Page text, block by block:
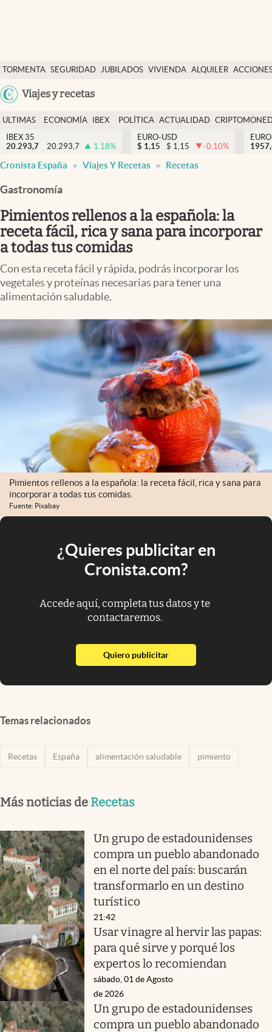
TORMENTA SEGURIDAD JUBILADOS VIVIENDA ALQUILER
Viajes y recetas
Economía y finanzas
Política
Actualidad
Criptomonedas
España
ULTIMAS
NOTICIAS
ECONOMÍA
FINANZAS
IBEX
EURO
POLÍTICA ACTUALIDAD
IBEX 35
20.293,7
20.293,7 1.18%
EURO-USD
$ 1,15 $ 1,15 -0.10%
Cronista España Viajes Y Recetas Recetas
Gastronomía
Pimientos rellenos a la española: la
receta fácil, rica y sana para incorporar
a todas tus comidas
Con esta receta fácil y rápida, podrás incorporar los
vegetales y proteínas necesarias para tener una
alimentación saludable.
Pimientos rellenos a la española: la receta fácil, rica y sana para
incorporar a todas tus comidas.
Fuente: Pixabay
¿Quieres publicitar en
Cronista.com?
Accede aquí, completa tus datos y te
contactaremos.
Quiero publicitarabre en nueva pestaña
Temas relacionados
Recetas España alimentación saludable pimiento
Más noticias de Recetas
Un grupo de estadounidenses
compra un pueblo abandonado
en el norte del país: buscarán
transformarlo en un destino
turístico
21:42
Usar vinagre al hervir las papas:
para qué sirve y porqué los
expertos lo recomiendan
sábado, 01 de Agosto
de 2026
Un grupo de estadounidenses
compra un pueblo abandonado